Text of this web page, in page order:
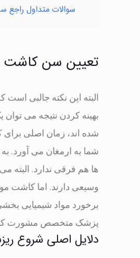
سوالات متداول
تعیین سن کاشت
البته این نکته جالبی
بهینه کردن نتیجه می
شما به ارمغان می آورد.
ها هم فرقی ندارد. البته
وسیعی دارند. اما کاشت
برخورد مواد شیمیایی
پزشک متخصص مشورت کنید
دلایل اصلی شروع